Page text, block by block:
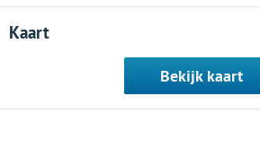
Kaart
Bekijk kaart